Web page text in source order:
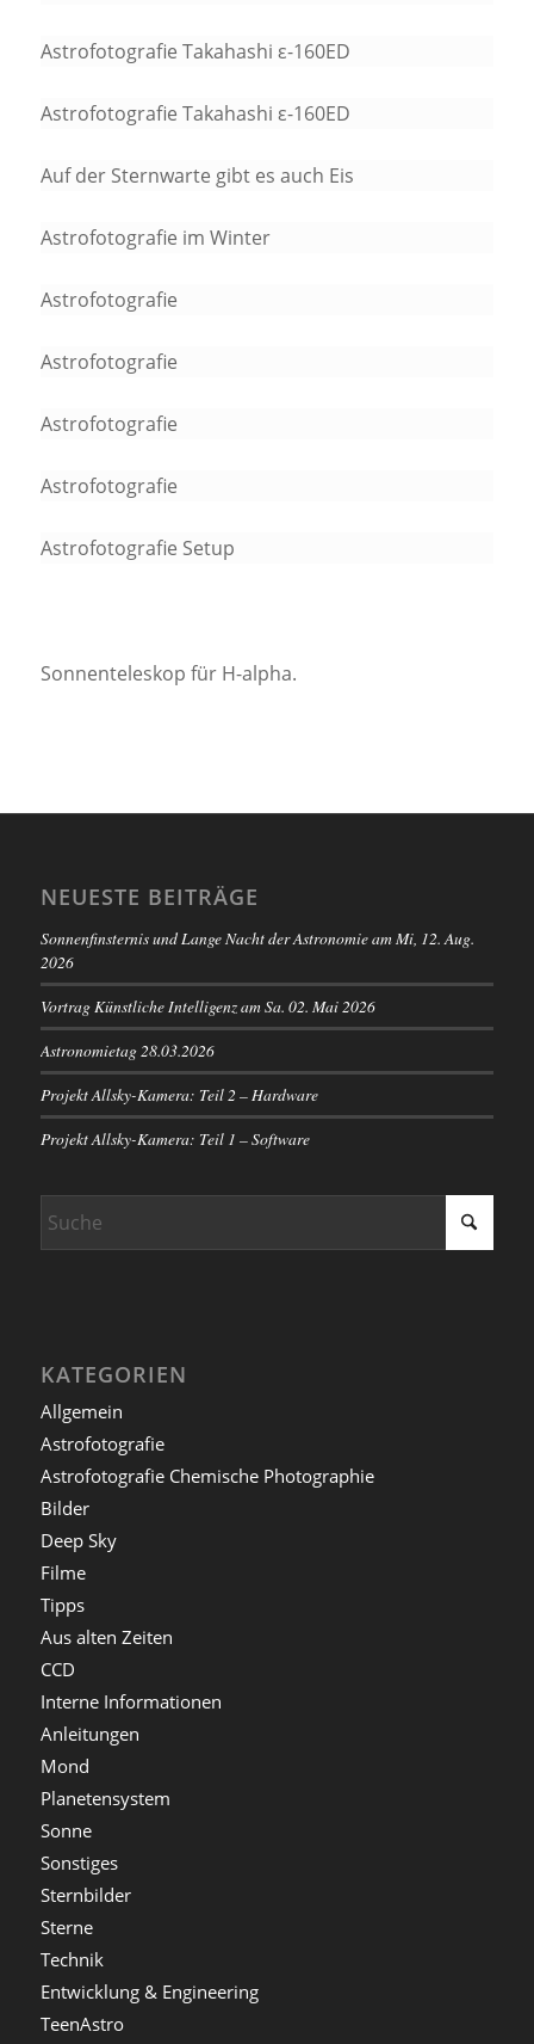
Astrofotografie Takahashi ε-160ED
Astrofotografie Takahashi ε-160ED
Auf der Sternwarte gibt es auch Eis
Astrofotografie im Winter
Astrofotografie
Astrofotografie
Astrofotografie
Astrofotografie
Astrofotografie Setup
Sonnenteleskop für H-alpha.
NEUESTE BEITRÄGE
Sonnenfinsternis und Lange Nacht der Astronomie am Mi, 12. Aug.
2026
Vortrag Künstliche Intelligenz am Sa. 02. Mai 2026
Astronomietag 28.03.2026
Projekt Allsky-Kamera: Teil 2 – Hardware
Projekt Allsky-Kamera: Teil 1 – Software
KATEGORIEN
Allgemein
Astrofotografie
Astrofotografie Chemische Photographie
Bilder
Deep Sky
Filme
Tipps
Aus alten Zeiten
CCD
Interne Informationen
Anleitungen
Mond
Planetensystem
Sonne
Sonstiges
Sternbilder
Sterne
Technik
Entwicklung & Engineering
TeenAstro